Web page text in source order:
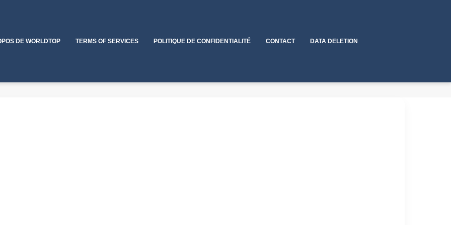
DE WORLDTOP TERMS OF SERVICES POLITIQUE DE CONFIDENTIALITÉ CONTACT DATA DELETION